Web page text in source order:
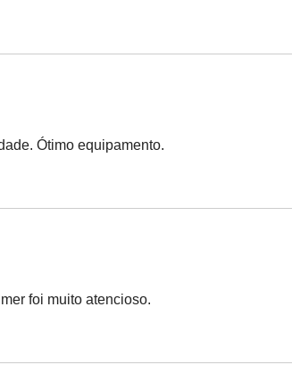
Ótimo equipamento.
foi muito atencioso.